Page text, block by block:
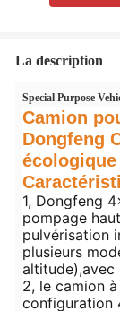
La description
Special Purpose
Camion
Dongfeng
écologique
1, Dongfeng
pompage
pulvérisation
plusieurs
altitude),avec
2, le camion
configuration